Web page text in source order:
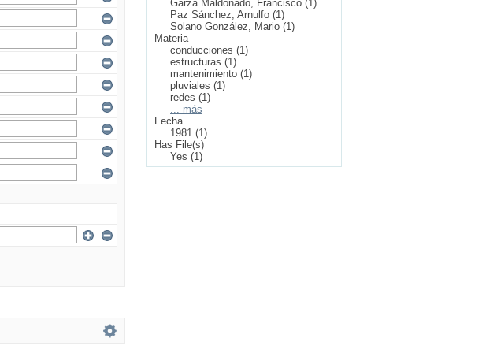
Garza Maldonado, Francisco (1)
Paz Sánchez, Arnulfo (1)
Solano González, Mario (1)
Materia
conducciones (1)
estructuras (1)
mantenimiento (1)
pluviales (1)
redes (1)
... más
Fecha
1981 (1)
Has File(s)
Yes (1)